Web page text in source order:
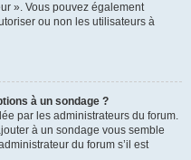
». Vous pouvez également
ou non les utilisateurs à
à un sondage ?
par les administrateurs du forum.
à un sondage vous semble
du forum s’il est